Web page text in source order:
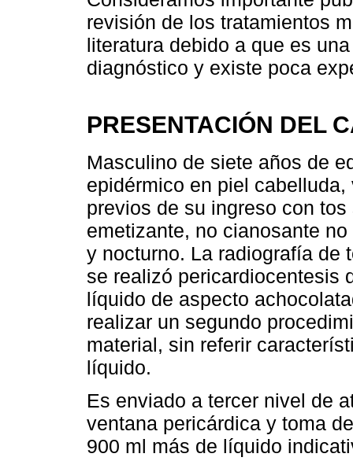
revisión de los tratamientos
literatura debido a que es
diagnóstico y existe poca
PRESENTACIÓN DEL
Masculino de siete años de
epidérmico en piel
previos de su ingreso con
emetizante, no cianosante
y nocturno. La radiografía de
se realizó pericardiocentesis
líquido de aspecto
realizar un segundo
material, sin referir
líquido.
Es enviado a tercer nivel de
ventana pericárdica y toma
900 ml más de líquido